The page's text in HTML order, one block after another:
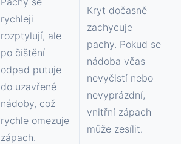
rychleji
rozptylují, ale
po čištění
odpad putuje
do uzavřené
nádoby, což
rychle omezuje
zápach.
Kryt dočasně
zachycuje
pachy. Pokud se
nádoba včas
nevyčistí nebo
nevyprázdní,
vnitřní zápach
může zesílit.